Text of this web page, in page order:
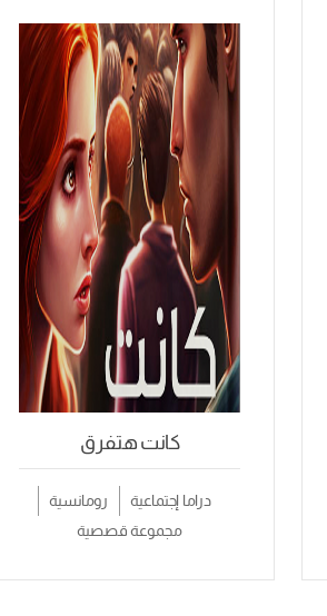
كانت هتفرق
دراما إجتماعية
رومانسية
مجموعة قصصية